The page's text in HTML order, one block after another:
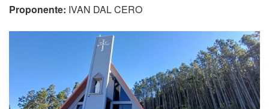
Proponente: IVAN DAL CERO